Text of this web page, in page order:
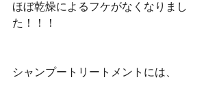
ほぼ乾燥によるフケがなくなりまし
た！！！
シャンプートリートメントには、